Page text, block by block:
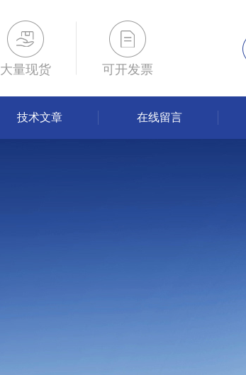
大量现货 可开发票
技术文章 在线留言